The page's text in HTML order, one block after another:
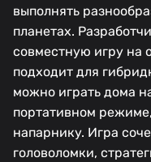
выполнять
планетах.
совместную игру на
подходит для
можно играть дома
портативном
напарнику. Игра
головоломки,